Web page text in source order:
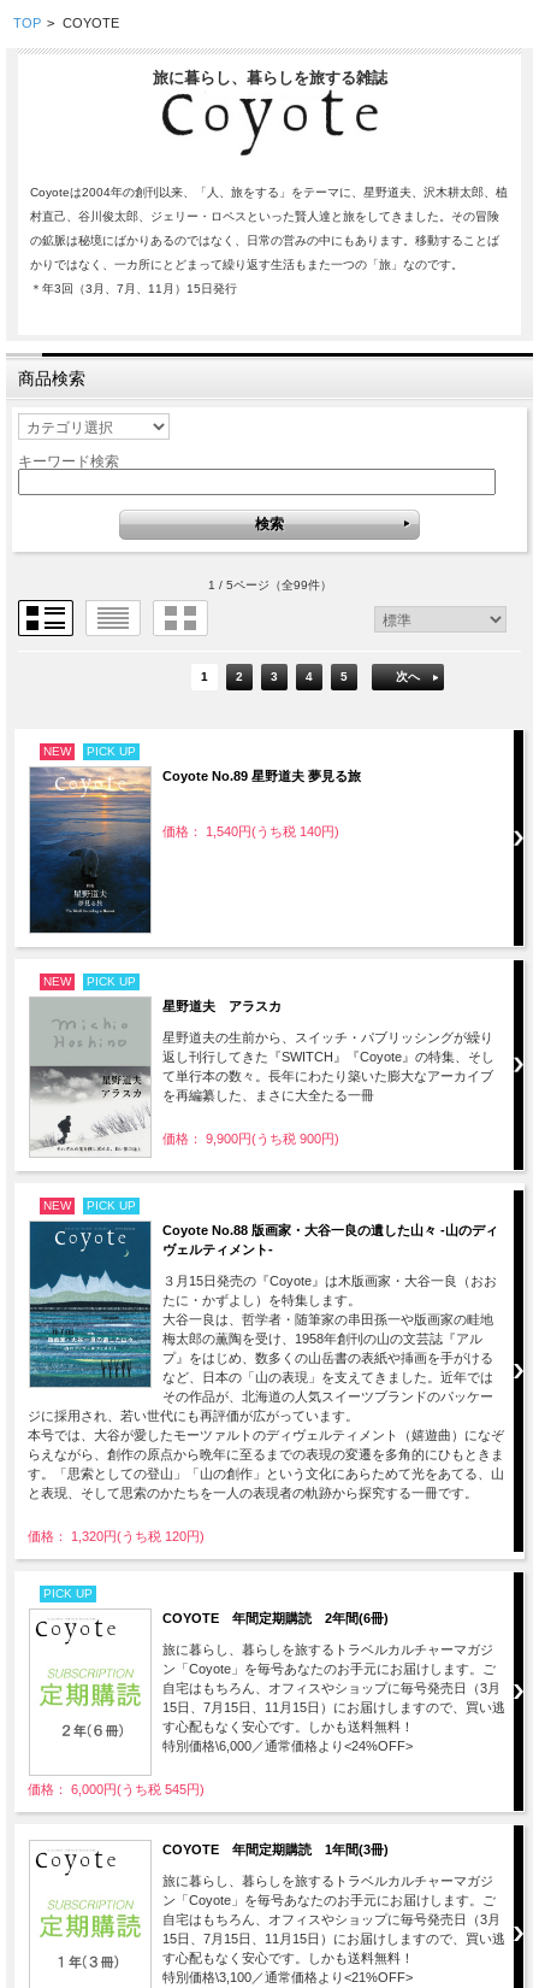
TOP > COYOTE
旅に暮らし、暮らしを旅する雑誌
Coyoteは2004年の創刊以来、「人、旅をする」をテーマに、星野道夫、沢木耕太郎、植
村直己、谷川俊太郎、ジェリー・ロペスといった賢人達と旅をしてきました。その冒険
の鉱脈は秘境にばかりあるのではなく、日常の営みの中にもあります。移動することば
かりではなく、一カ所にとどまって繰り返す生活もまた一つの「旅」なのです。
＊年3回（3月、7月、11月）15日発行
商品検索
キーワード検索
1 / 5ページ （全99件）
1 2 3 4 5 次へ
NEW PICK UP
Coyote No.89 星野道夫 夢見る旅
価格： 1,540円(うち税 140円)
NEW PICK UP
星野道夫 アラスカ
星野道夫の生前から、スイッチ・パブリッシングが繰り
返し刊行してきた『SWITCH』『Coyote』の特集、そし
て単行本の数々。長年にわたり築いた膨大なアーカイブ
を再編纂した、まさに大全たる一冊
価格： 9,900円(うち税 900円)
NEW PICK UP
Coyote No.88 版画家・大谷一良の遺した山々 -山のディ
ヴェルティメント-
３月15日発売の『Coyote』は木版画家・⼤⾕⼀良（おお
たに・かずよし）を特集します。
大谷一良は、哲学者・随筆家の串⽥孫⼀や版画家の畦地
梅太郎の薫陶を受け、1958年創刊の⼭の⽂芸誌『アル
プ』をはじめ、数多くの⼭岳書の表紙や挿画を手がける
など、日本の「山の表現」を支えてきました。近年では
その作品が、北海道の⼈気スイーツブランドのパッケー
ジに採⽤され、若い世代にも再評価が広がっています。
本号では、大谷が愛したモーツァルトのディヴェルティメント（嬉遊曲）になぞ
らえながら、創作の原点から晩年に至るまでの表現の変遷を多角的にひもときま
す。「思索としての登⼭」「⼭の創作」という文化にあらためて光をあてる、山
と表現、そして思索のかたちを一人の表現者の軌跡から探究する一冊です。
価格： 1,320円(うち税 120円)
PICK UP
COYOTE 年間定期購読 2年間(6冊)
旅に暮らし、暮らしを旅するトラベルカルチャーマガジ
ン「Coyote」を毎号あなたのお手元にお届けします。ご
自宅はもちろん、オフィスやショップに毎号発売日（3月
15日、7月15日、11月15日）にお届けしますので、買い逃
す心配もなく安心です。しかも送料無料！
特別価格\6,000／通常価格より<24%OFF>
価格： 6,000円(うち税 545円)
COYOTE 年間定期購読 1年間(3冊)
旅に暮らし、暮らしを旅するトラベルカルチャーマガジ
ン「Coyote」を毎号あなたのお手元にお届けします。ご
自宅はもちろん、オフィスやショップに毎号発売日（3月
15日、7月15日、11月15日）にお届けしますので、買い逃
す心配もなく安心です。しかも送料無料！
特別価格\3,100／通常価格より<21%OFF>